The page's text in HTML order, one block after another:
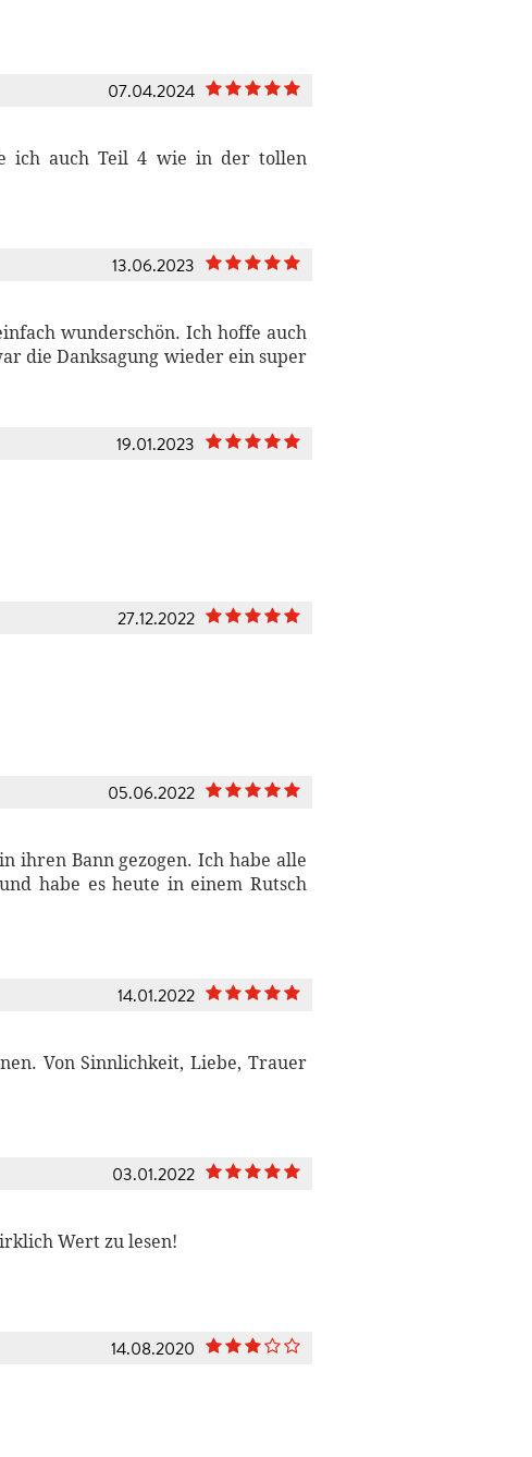
07.04.2024
ich auch Teil 4 wie in der tollen
13.06.2023
wunderschön. Ich hoffe auch
die Danksagung wieder ein super
19.01.2023
27.12.2022
05.06.2022
ihren Bann gezogen. Ich habe alle
habe es heute in einem Rutsch
14.01.2022
Von Sinnlichkeit, Liebe, Trauer
03.01.2022
Wert zu lesen!
14.08.2020